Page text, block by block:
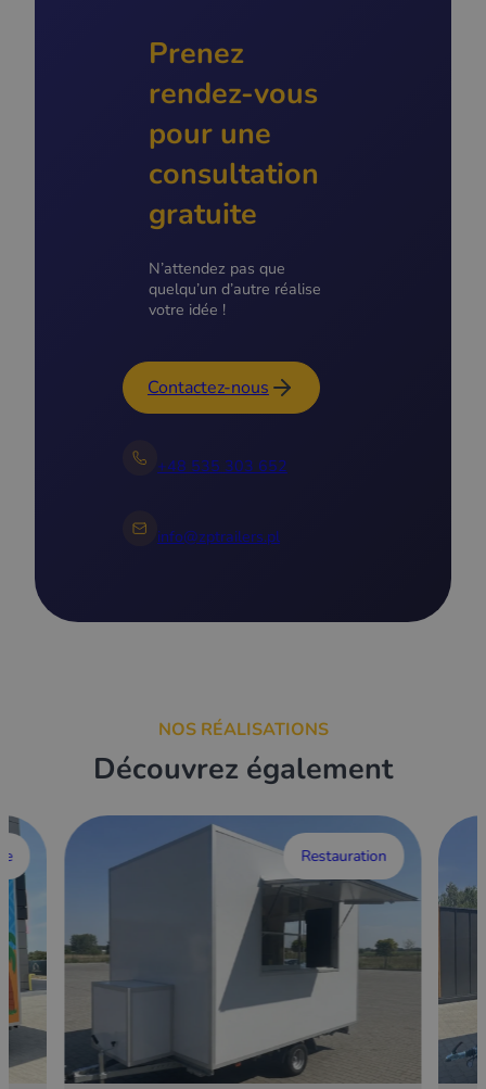
Prenez
rendez-vous
pour une
consultation
gratuite
N’attendez pas que
quelqu’un d’autre réalise
votre idée !
Contactez-nous
+48 535 303 652
info@zptrailers.pl
NOS RÉALISATIONS
Découvrez également
Restauration